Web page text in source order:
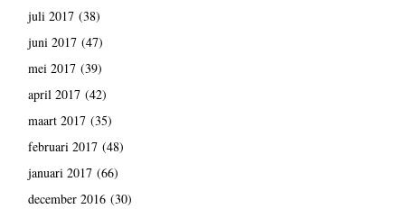
juli 2017(38)
juni 2017(47)
mei 2017(39)
april 2017(42)
maart 2017(35)
februari 2017(48)
januari 2017(66)
december 2016(30)